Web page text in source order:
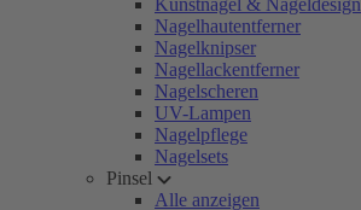
Kunstnägel & Nageldesign
Nagelhautentferner
Nagelknipser
Nagellackentferner
Nagelscheren
UV-Lampen
Nagelpflege
Nagelsets
Pinsel
Alle anzeigen